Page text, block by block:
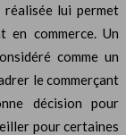
réalisée lui permet
en commerce. Un
comme un
le commerçant
décision pour
pour certaines